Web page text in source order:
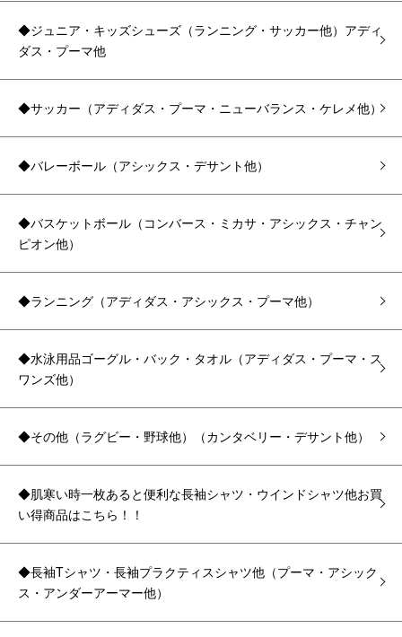
◆ジュニア・キッズシューズ（ランニング・サッカー他）アディ
ダス・プーマ他
◆サッカー（アディダス・プーマ・ニューバランス・ケレメ他）
◆バレーボール（アシックス・デサント他）
◆バスケットボール（コンバース・ミカサ・アシックス・チャン
ピオン他）
◆ランニング（アディダス・アシックス・プーマ他）
◆水泳用品ゴーグル・バック・タオル（アディダス・プーマ・ス
ワンズ他）
◆その他（ラグビー・野球他）（カンタベリー・デサント他）
◆肌寒い時一枚あると便利な長袖シャツ・ウインドシャツ他お買
い得商品はこちら！！
◆長袖Tシャツ・長袖プラクティスシャツ他（プーマ・アシック
ス・アンダーアーマー他）